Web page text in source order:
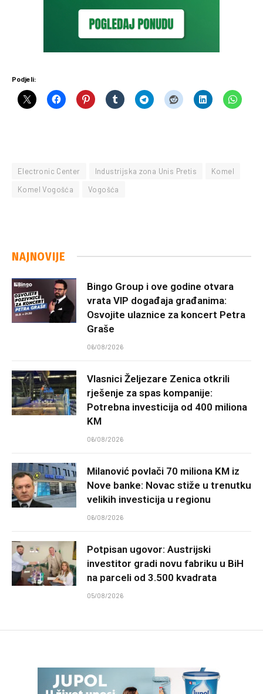
Podjeli:
Electronic Center Industrijska zona Unis Pretis
Komel
Komel Vogošća
Vogošća
NAJNOVIJE
Bingo Group i ove godine otvara
vrata VIP događaja građanima:
Osvojite ulaznice za koncert Petra
Graše
06/08/2026
Vlasnici Željezare Zenica otkrili
rješenje za spas kompanije:
Potrebna investicija od 400 miliona
KM
06/08/2026
Milanović povlači 70 miliona KM iz
Nove banke: Novac stiže u trenutku
velikih investicija u regionu
06/08/2026
Potpisan ugovor: Austrijski
investitor gradi novu fabriku u BiH
na parceli od 3.500 kvadrata
05/08/2026